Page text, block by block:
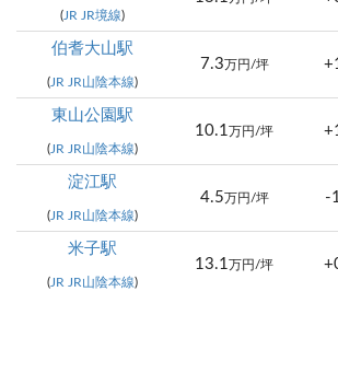
(JR JR境線)
伯耆大山駅
(JR JR山陰本線)
7.3 万円/坪
東山公園駅
(JR JR山陰本線)
10.1 万円/坪
淀江駅
(JR JR山陰本線)
4.5 万円/坪 -
米子駅
(JR JR山陰本線)
13.1 万円/坪